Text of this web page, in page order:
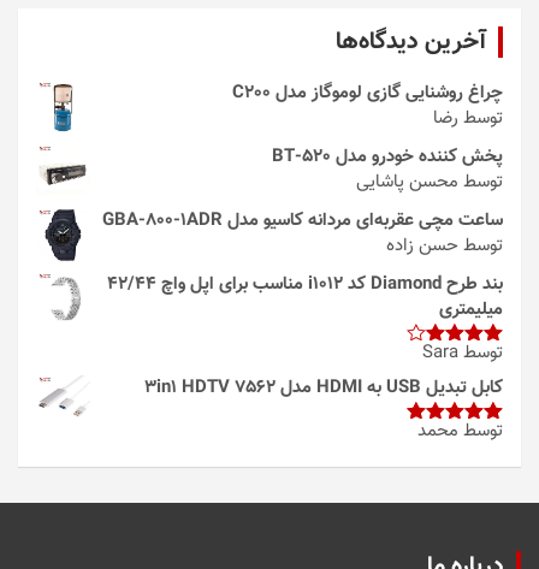
آخرین دیدگاه‌ها
چراغ روشنایی گازی لوموگاز مدل C200
توسط رضا
پخش کننده خودرو مدل 520-BT
توسط محسن پاشایی
ساعت مچی عقربه‌ای مردانه کاسیو مدل GBA-800-1ADR
توسط حسن زاده
بند طرح Diamond کد i1012 مناسب برای اپل واچ 42/44
میلیمتری
امتیاز4
از 5
توسط Sara
کابل تبدیل USB به HDMI مدل 3in1 HDTV 7562
امتیاز5از
توسط محمد